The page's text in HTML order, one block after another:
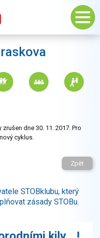
dne 30. 11. 2017. Pro
cyklus.
Zpět
STOBklubu, který
zásady STOBu.